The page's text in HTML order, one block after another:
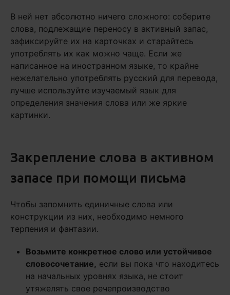
В ней нет абсолютно ничего сложного: соберите
слова, подлежащие переносу в активный запас,
зафиксируйте их на карточках и старайтесь
употреблять их как можно чаще. Если же
написанное на иностранном языке, то крайне
нежелательно употреблять русский для перевода,
лучше используйте изучаемый язык для
определения значения слова или же яркие
картинки.
Закрепление слова в активном
запасе при помощи письма
Чтобы запомнить единичные слова или
конструкции из них, необходимо немного
терпения и фантазии.
Возьмите конкретное слово или устойчивое
словосочетание, если вы пока что находитесь
на начальных уровнях языка, не стоит
утяжелять свое речепроизводство